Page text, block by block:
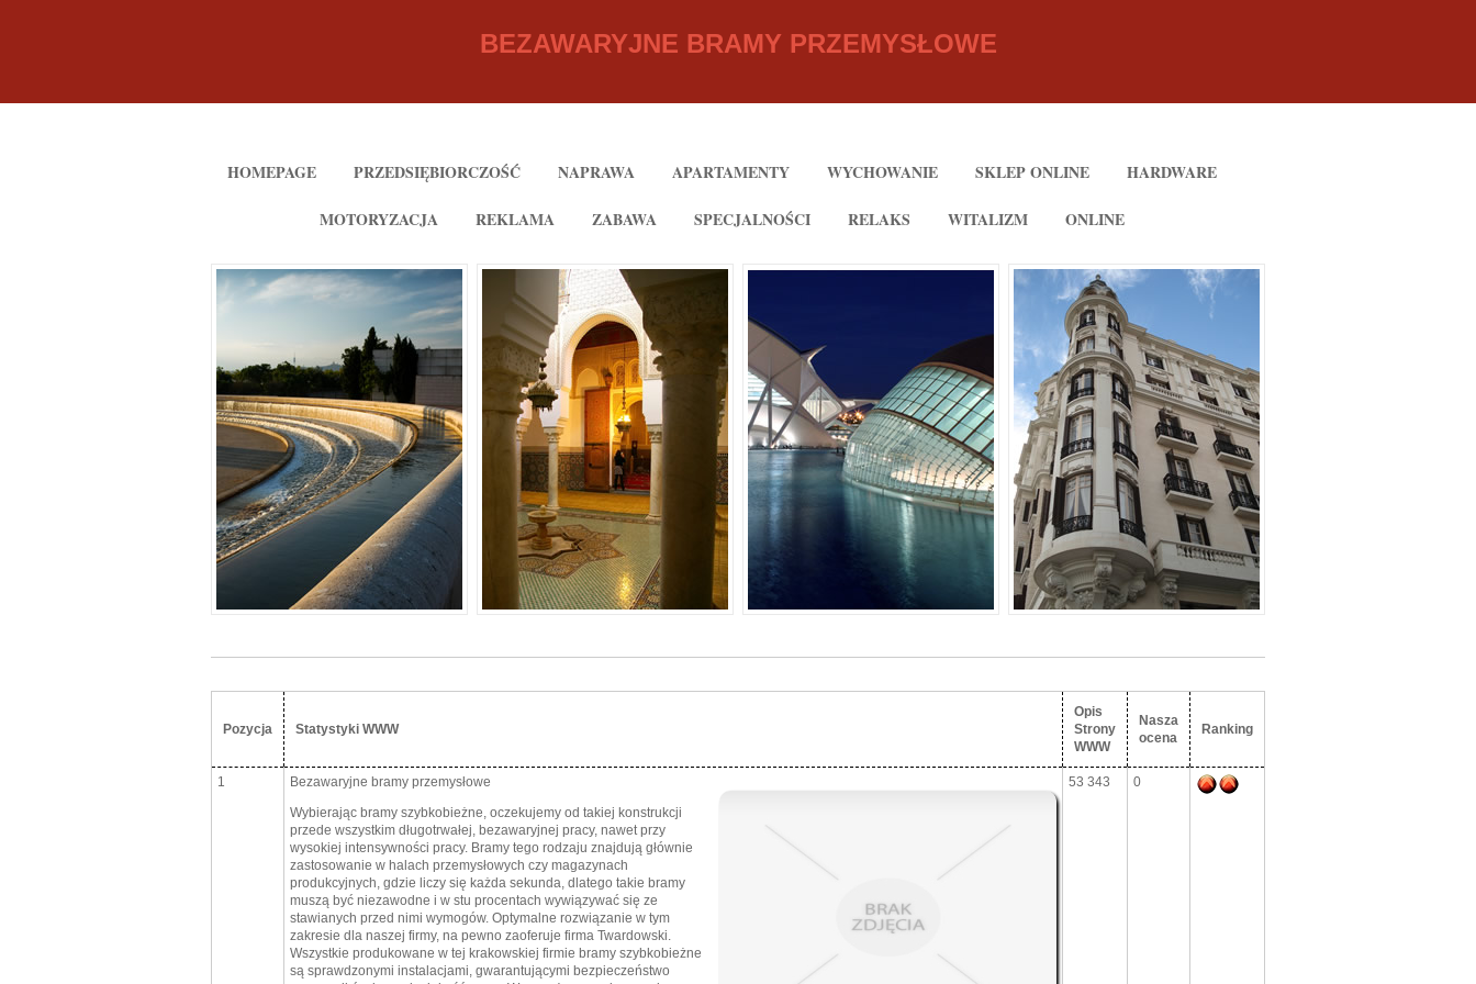
BEZAWARYJNE BRAMY PRZEMYSŁOWE
HOMEPAGE PRZEDSIĘBIORCZOŚĆ NAPRAWA APARTAMENTY WYCHOWANIE SKLEP ONLINE HARDWARE
MOTORYZACJA REKLAMA ZABAWA SPECJALNOŚCI RELAKS WITALIZM ONLINE
Pozycja Statystyki WWW
Opis
Strony
WWW
Nasza
ocena
Ranking
1
Bezawaryjne bramy przemysłowe
Wybierając bramy szybkobieżne, oczekujemy od takiej konstrukcji
przede wszystkim długotrwałej, bezawaryjnej pracy, nawet przy
wysokiej intensywności pracy. Bramy tego rodzaju znajdują głównie
zastosowanie w halach przemysłowych czy magazynach
produkcyjnych, gdzie liczy się każda sekunda, dlatego takie bramy
muszą być niezawodne i w stu procentach wywiązywać się ze
stawianych przed nimi wymogów. Optymalne rozwiązanie w tym
zakresie dla naszej firmy, na pewno zaoferuje firma Twardowski.
Wszystkie produkowane w tej krakowskiej firmie bramy szybkobieżne
są sprawdzonymi instalacjami, gwarantującymi bezpieczeństwo
53 343 0